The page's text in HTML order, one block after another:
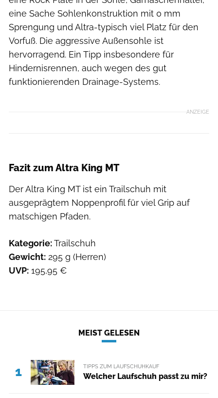
eine Sache Sohlenkonstruktion mit 0 mm
Sprengung und Altra-typisch viel Platz für den
Vorfuß. Die aggressive Außensohle ist
hervorragend. Ein Tipp insbesondere für
Hindernisrennen, auch wegen des gut
funktionierenden Drainage-Systems.
ANZEIGE
Fazit zum Altra King MT
Der Altra King MT ist ein Trailschuh mit
ausgeprägtem Noppenprofil für viel Grip auf
matschigen Pfaden.
Kategorie:Trailschuh
Gewicht: 295 g (Herren)
UVP: 195,95 €
MEIST GELESEN
1 TIPPS ZUM LAUFSCHUHKAUF
Welcher Laufschuh passt zu mir?